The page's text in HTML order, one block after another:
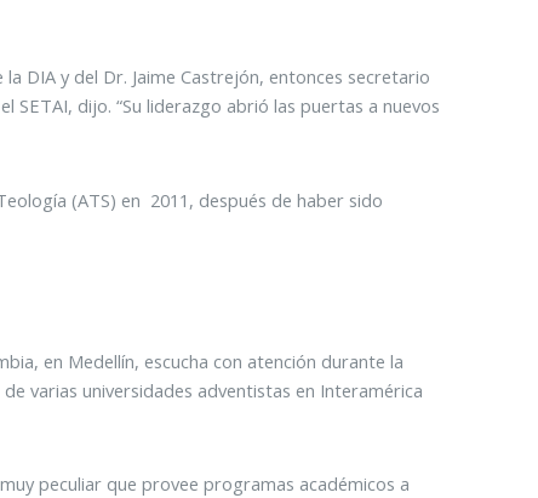
DIA y del Dr. Jaime Castrejón, entonces secretario
dijo. “Su liderazgo abrió las puertas a nuevos
(ATS) en 2011, después de haber sido
en Medellín, escucha con atención durante la
varias universidades adventistas en Interamérica
peculiar que provee programas académicos a